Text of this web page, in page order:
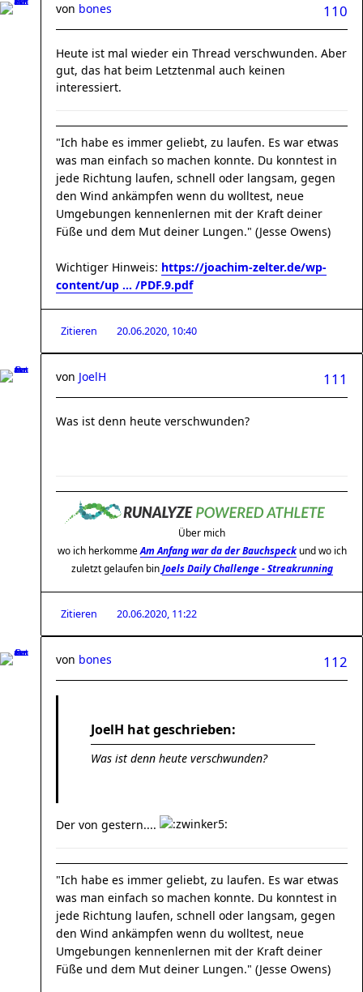
110
von bones
Heute ist mal wieder ein Thread verschwunden. Aber
gut, das hat beim Letztenmal auch keinen
interessiert.
"Ich habe es immer geliebt, zu laufen. Es war etwas
was man einfach so machen konnte. Du konntest in
jede Richtung laufen, schnell oder langsam, gegen
den Wind ankämpfen wenn du wolltest, neue
Umgebungen kennenlernen mit der Kraft deiner
Füße und dem Mut deiner Lungen." (Jesse Owens)
Wichtiger Hinweis: https://joachim-zelter.de/wp-
content/up ... /PDF.9.pdf
Zitieren 20.06.2020, 10:40
111
von JoelH
Was ist denn heute verschwunden?
Über mich
wo ich herkomme Am Anfang war da der Bauchspeckund wo ich
zuletzt gelaufen binJoels Daily Challenge - Streakrunning
Zitieren 20.06.2020, 11:22
112
von bones
JoelH hat geschrieben:
Was ist denn heute verschwunden?
Der von gestern....
"Ich habe es immer geliebt, zu laufen. Es war etwas
was man einfach so machen konnte. Du konntest in
jede Richtung laufen, schnell oder langsam, gegen
den Wind ankämpfen wenn du wolltest, neue
Umgebungen kennenlernen mit der Kraft deiner
Füße und dem Mut deiner Lungen." (Jesse Owens)